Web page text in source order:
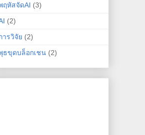
ฤหัสจัดAI (3)
(2)
ารวิจัย (2)
ธขุดบล็อกเชน (2)